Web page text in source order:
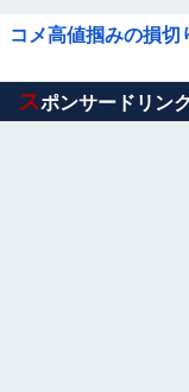
コメ高値掴みの損切
Powered by livedoor
スポンサードリンク